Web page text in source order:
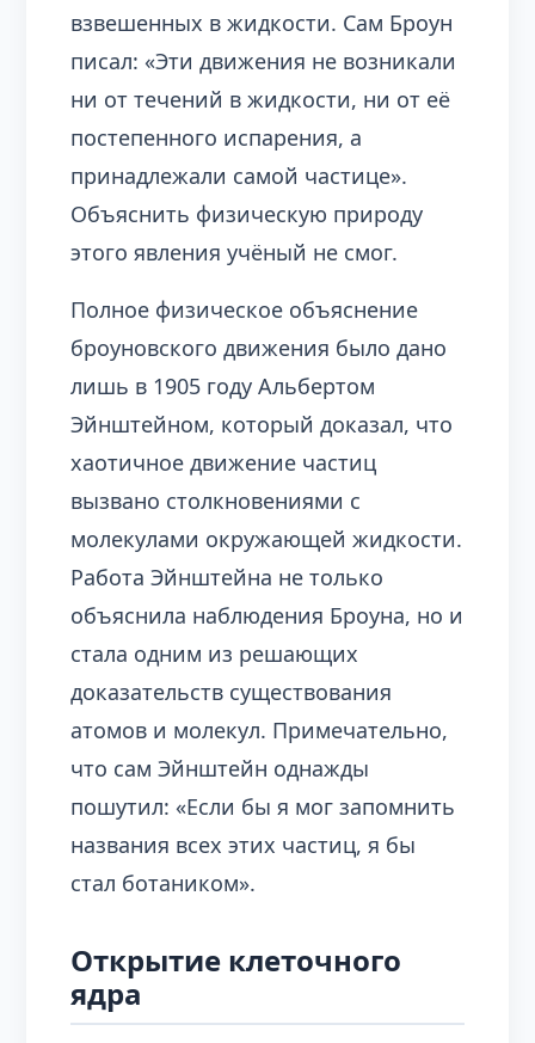
взвешенных в жидкости. Сам Броун
писал: «Эти движения не возникали
ни от течений в жидкости, ни от её
постепенного испарения, а
принадлежали самой частице».
Объяснить физическую природу
этого явления учёный не смог.
Полное физическое объяснение
броуновского движения было дано
лишь в 1905 году Альбертом
Эйнштейном, который доказал, что
хаотичное движение частиц
вызвано столкновениями с
молекулами окружающей жидкости.
Работа Эйнштейна не только
объяснила наблюдения Броуна, но и
стала одним из решающих
доказательств существования
атомов и молекул. Примечательно,
что сам Эйнштейн однажды
пошутил: «Если бы я мог запомнить
названия всех этих частиц, я бы
стал ботаником».
Открытие клеточного
ядра